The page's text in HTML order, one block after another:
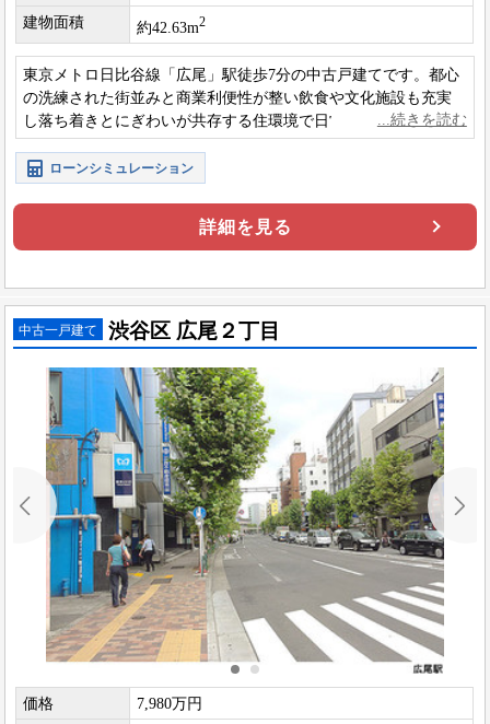
建物面積 約42.63m2
東京メトロ日比谷線「広尾」駅徒歩7分の中古戸建てです。都心
の洗練された街並みと商業利便性が整い飲食や文化施設も充実
し落ち着きとにぎわいが共存する住環境で日常生活の満足度が
高く快適に暮らせる点が魅力です。
ローンシミュレーション
詳細を見る
中古一戸建て 渋谷区 広尾２丁目
価格
7,980万円